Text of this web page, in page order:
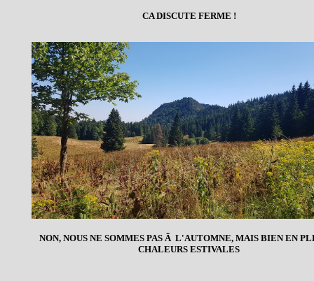
CA DISCUTE FERME !
NON, NOUS NE SOMMES PAS Ã L'AUTOMNE, MAIS BIEN EN
CHALEURS ESTIVALES